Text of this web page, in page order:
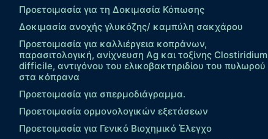
Προετοιμασία για τη Δοκιμασία Κόπωσης
Δοκιμασία ανοχής γλυκόζης/ καμπύλη σακχάρου
Προετοιμασία για καλλιέργεια κοπράνων,
παρασιτολογική, ανίχνευση Ag και τοξίνης Clostiridium
difficile, αντιγόνου του ελικοβακτηριδίου του πυλωρού
στα κόπρανα
Προετοιμασία για σπερμοδιάγραμμα.
Προετοιμασία ορμονολογικών εξετάσεων
Προετοιμασία για Γενικό Βιοχημικό Έλεγχο